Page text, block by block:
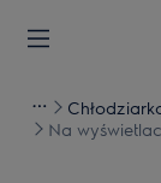
Na